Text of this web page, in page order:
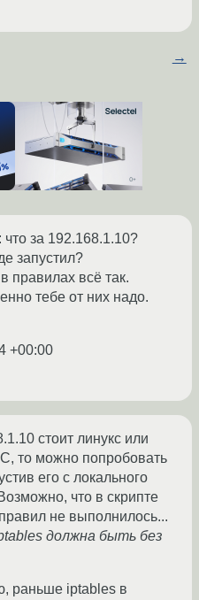
→
за 192.168.1.10?
запустил?
правилах всё так.
тебе от них надо.
+00:00
стоит линукс или
то можно попробовать
его с локального
что в скрипте
не выполнилось...
должна быть без
раньше iptables в